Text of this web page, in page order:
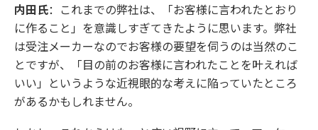
内田氏：これまでの弊社は、「お客様に言われたとおり
に作ること」を意識しすぎてきたように思います。弊社
は受注メーカーなのでお客様の要望を伺うのは当然のこ
とですが、「目の前のお客様に言われたことを叶えれば
いい」というような近視眼的な考えに陥っていたところ
があるかもしれません。